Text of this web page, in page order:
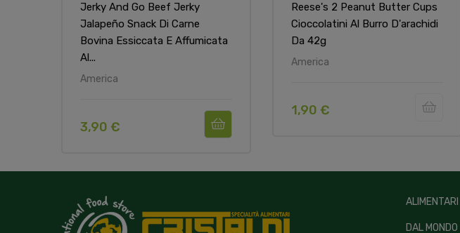
Jerky And Go Beef Jerky
Jalapeño Snack Di Carne
Bovina Essiccata E Affumicata
Al...
America
3,90 €
Reese's 2 Peanut Butter Cups
Cioccolatini Al Burro D'arachidi
Da 42g
America
1,90 €
ALIMENTARI
DAL MONDO